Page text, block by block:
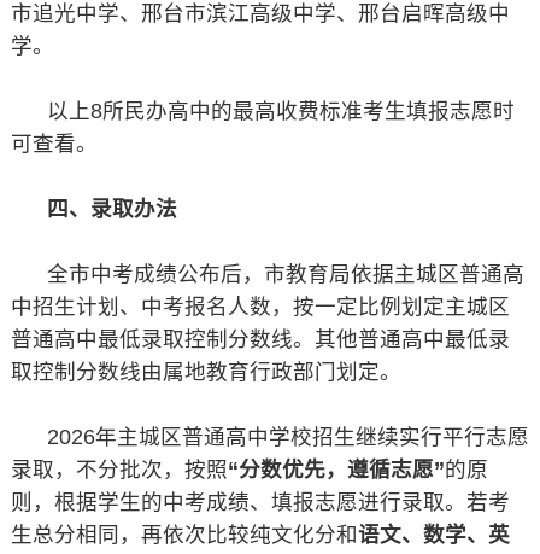
市追光中学、邢台市滨江高级中学、邢台启晖高级中
学。
以上8所民办高中的最高收费标准考生填报志愿时
可查看。
四、录取办法
全市中考成绩公布后，市教育局依据主城区普通高
中招生计划、中考报名人数，按一定比例划定主城区
普通高中最低录取控制分数线。其他普通高中最低录
取控制分数线由属地教育行政部门划定。
2026年主城区普通高中学校招生继续实行平行志愿
录取，不分批次，按照“分数优先，遵循志愿”的原
则，根据学生的中考成绩、填报志愿进行录取。若考
生总分相同，再依次比较纯文化分和语文、数学、英